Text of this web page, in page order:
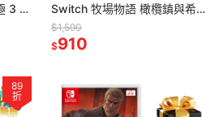
3 /
中
Switch 牧場物語 橄欖鎮與希望
的大地-中文版●贈隨機遊戲特
典
$1,590
$910
89
折